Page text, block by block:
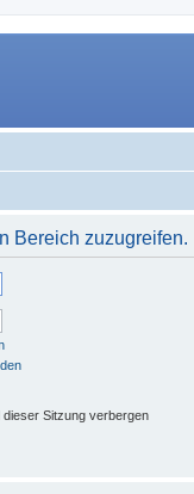
Bereich zuzugreifen.
Sitzung verbergen